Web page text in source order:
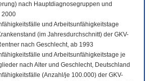
nach Hauptdiagnosegruppen und
2000
und Arbeitsunfähigkeitstage
(im Jahresdurchschnitt) der GKV-
nach Geschlecht, ab 1993
und Arbeitsunfähigkeitstage je
nach Alter und Geschlecht, Deutschland
(Anzahl/je 100.000) der GKV-